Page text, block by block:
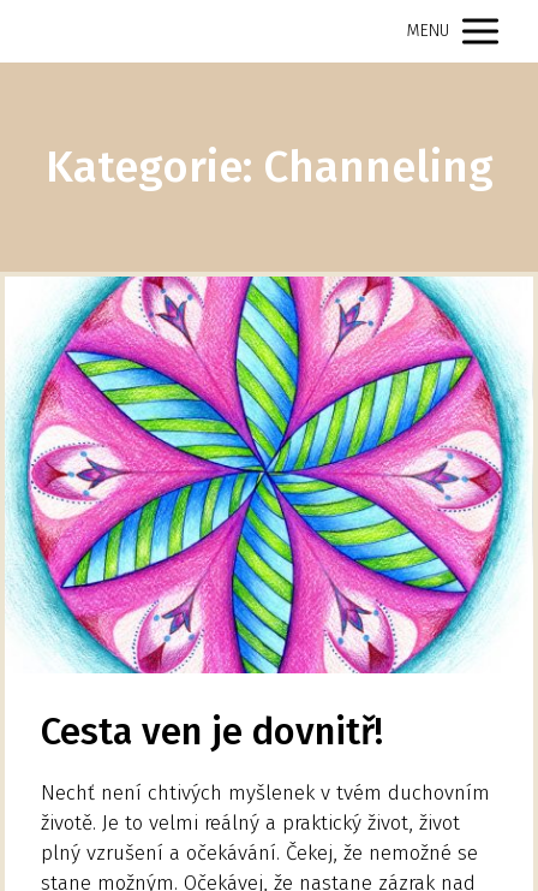
MENU
Kategorie: Channeling
Cesta ven je dovnitř!
Nechť není chtivých myšlenek v tvém duchovním
životě. Je to velmi reálný a praktický život, život
plný vzrušení a očekávání. Čekej, že nemožné se
stane možným. Očekávej, že nastane zázrak nad